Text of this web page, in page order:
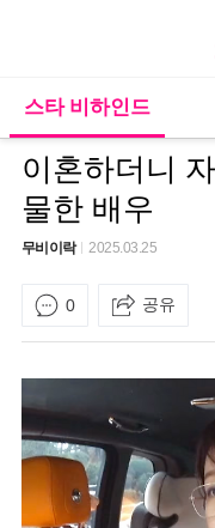
스타 비하인드
이혼하더니
물한 배우
무비이락 2025.03.25
0 공유